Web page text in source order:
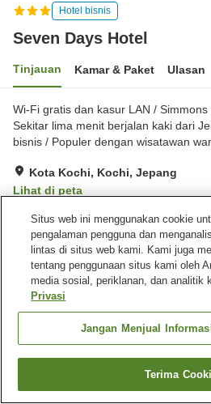
Hotel bisnis
Seven Days Hotel
Tinjauan Kamar & Paket Ulasan
Wi-Fi gratis dan kasur LAN /
Sekitar lima menit berjalan kaki dari
bisnis / Populer dengan wisatawan
Kota Kochi, Kochi, Jepang
Lihat di peta
Sangat baik Ulasan: 411
Fasilitas properti
Tempat parkir
Mesin penjual otomatis
Beranda Jepang Kochi Kota
Cari
Situs web ini menggunakan cookie
pengalaman pengguna dan
lintas di situs web kami. Kami juga
tentang penggunaan situs kami oleh
media sosial, periklanan, dan analitik
Privasi
Jangan Menjual
Terima